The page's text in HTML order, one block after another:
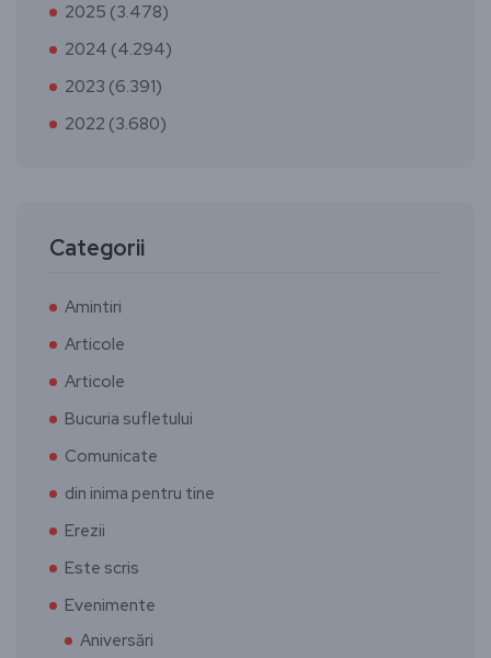
2025 (3.478)
2024 (4.294)
2023 (6.391)
2022 (3.680)
Categorii
Amintiri
Articole
Articole
Bucuria sufletului
Comunicate
din inima pentru tine
Erezii
Este scris
Evenimente
Aniversări